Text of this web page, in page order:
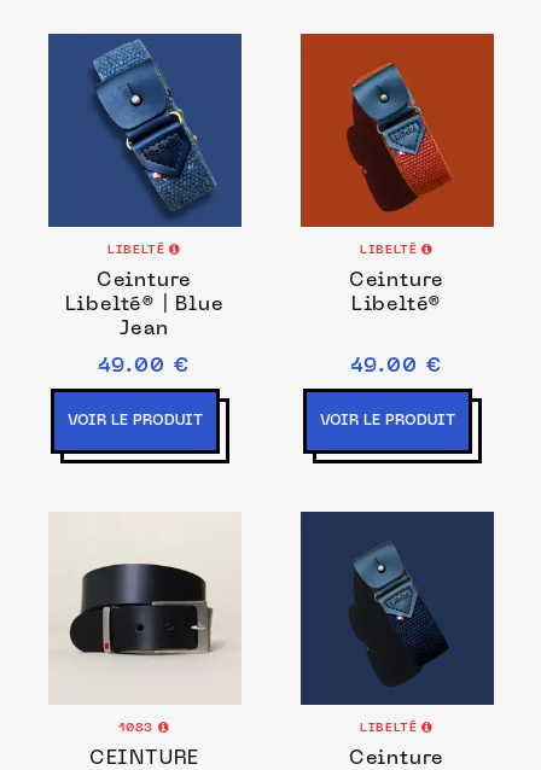
LIBELTÉ
Ceinture
Libelté® | Blue
Jean
49.00 €
VOIR LE PRODUIT
LIBELTÉ
Ceinture
Libelté®
49.00 €
VOIR LE PRODUIT
1083
CEINTURE
LIBELTÉ
Ceinture